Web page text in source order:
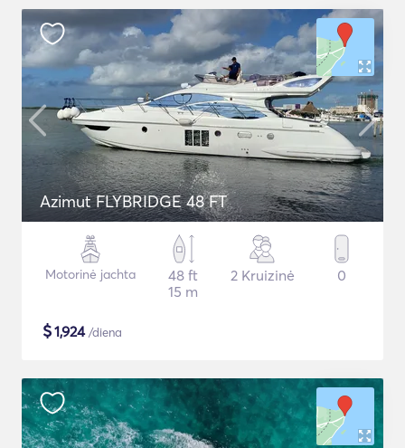
Azimut FLYBRIDGE 48 FT
Motorinė jachta
48 ft
15 m
2 Kruizinė 0
$1,924/diena